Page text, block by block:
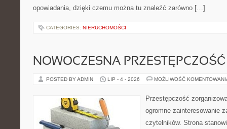
opowiadania, dzięki czemu można tu znaleźć zarówno […]
CATEGORIES: NIERUCHOMOŚCI
NOWOCZESNA PRZESTĘPCZOŚĆ
POSTED BY ADMIN LIP - 4 - 2026 MOŻLIWOŚĆ
Przestępczość
ogromne zainteresowanie
czytelników. Strona